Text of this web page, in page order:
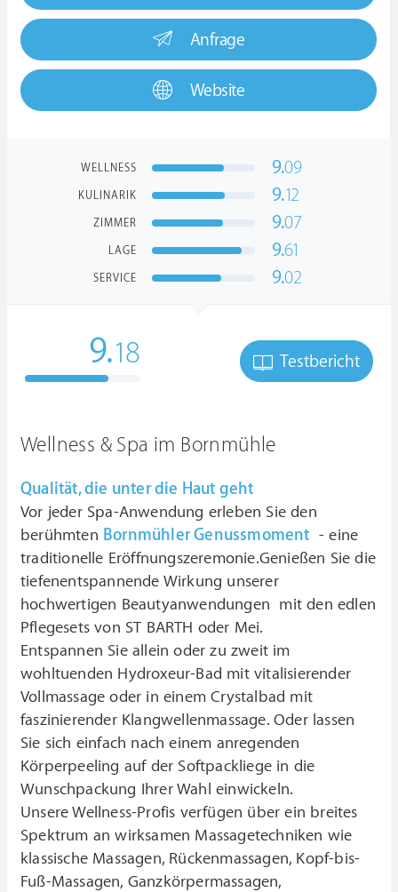
Anfrage
Website
WELLNESS 9.09
KULINARIK 9.12
ZIMMER 9.07
LAGE 9.61
SERVICE 9.02
9.18 Testbericht
Wellness & Spa im Bornmühle
Qualität, die unter die Haut geht
Vor jeder Spa-Anwendung erleben Sie den
berühmten Bornmühler Genussmoment - eine
traditionelle Eröffnungszeremonie.Genießen Sie die
tiefenentspannende Wirkung unserer
hochwertigen Beautyanwendungen mit den edlen
Pflegesets von ST BARTH oder Mei.
Entspannen Sie allein oder zu zweit im
wohltuenden Hydroxeur-Bad mit vitalisierender
Vollmassage oder in einem Crystalbad mit
faszinierender Klangwellenmassage. Oder lassen
Sie sich einfach nach einem anregenden
Körperpeeling auf der Softpackliege in die
Wunschpackung Ihrer Wahl einwickeln.
Unsere Wellness-Profis verfügen über ein breites
Spektrum an wirksamen Massagetechniken wie
klassische Massagen, Rückenmassagen, Kopf-bis-
Fuß-Massagen, Ganzkörpermassagen,